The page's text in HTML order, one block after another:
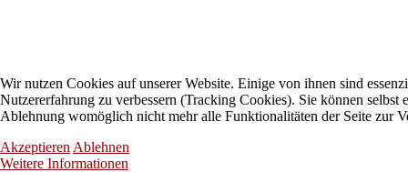
Wir nutzen Cookies auf unserer Website. Einige von ihnen sind
Nutzererfahrung zu verbessern (Tracking Cookies). Sie können selbst
Ablehnung womöglich nicht mehr alle Funktionalitäten der Seite zur
Akzeptieren Ablehnen
Weitere Informationen